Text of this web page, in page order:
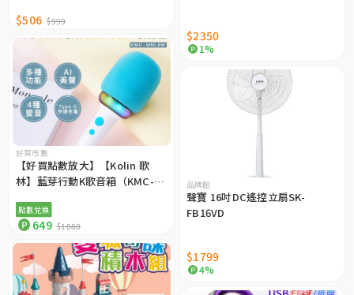
$506 $999
$2350
1%
好買市集
【好買點數放大】【Kolin 歌
林】藍芽行動K歌音箱（KMC-
點數兌換
649 $1080
品牌館
聲寶 16吋DC遙控立扇SK-
FB16VD
$1799
4%